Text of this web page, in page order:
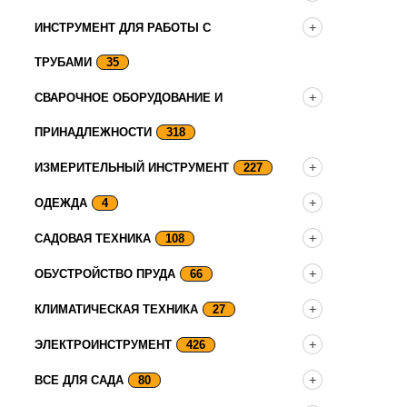
ИНСТРУМЕНТ ДЛЯ РАБОТЫ С
ТРУБАМИ 35
СВАРОЧНОЕ ОБОРУДОВАНИЕ И
ПРИНАДЛЕЖНОСТИ 318
ИЗМЕРИТЕЛЬНЫЙ ИНСТРУМЕНТ 227
ОДЕЖДА 4
САДОВАЯ ТЕХНИКА 108
ОБУСТРОЙСТВО ПРУДА 66
КЛИМАТИЧЕСКАЯ ТЕХНИКА 27
ЭЛЕКТРОИНСТРУМЕНТ 426
ВСЕ ДЛЯ САДА 80